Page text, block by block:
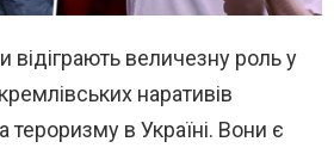
відіграють величезну роль у
наративів
тероризму в Україні. Вони є